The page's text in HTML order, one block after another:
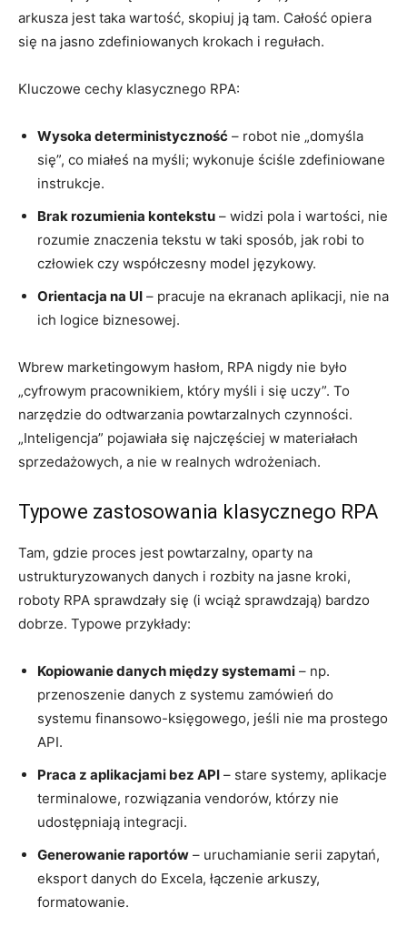
arkusza jest taka wartość, skopiuj ją tam. Całość opiera
się na jasno zdefiniowanych krokach i regułach.
Kluczowe cechy klasycznego RPA:
Wysoka deterministyczność – robot nie „domyśla
się”, co miałeś na myśli; wykonuje ściśle zdefiniowane
instrukcje.
Brak rozumienia kontekstu – widzi pola i wartości, nie
rozumie znaczenia tekstu w taki sposób, jak robi to
człowiek czy współczesny model językowy.
Orientacja na UI – pracuje na ekranach aplikacji, nie na
ich logice biznesowej.
Wbrew marketingowym hasłom, RPA nigdy nie było
„cyfrowym pracownikiem, który myśli i się uczy”. To
narzędzie do odtwarzania powtarzalnych czynności.
„Inteligencja” pojawiała się najczęściej w materiałach
sprzedażowych, a nie w realnych wdrożeniach.
Typowe zastosowania klasycznego RPA
Tam, gdzie proces jest powtarzalny, oparty na
ustrukturyzowanych danych i rozbity na jasne kroki,
roboty RPA sprawdzały się (i wciąż sprawdzają) bardzo
dobrze. Typowe przykłady:
Kopiowanie danych między systemami – np.
przenoszenie danych z systemu zamówień do
systemu finansowo-księgowego, jeśli nie ma prostego
API.
Praca z aplikacjami bez API – stare systemy, aplikacje
terminalowe, rozwiązania vendorów, którzy nie
udostępniają integracji.
Generowanie raportów – uruchamianie serii zapytań,
eksport danych do Excela, łączenie arkuszy,
formatowanie.